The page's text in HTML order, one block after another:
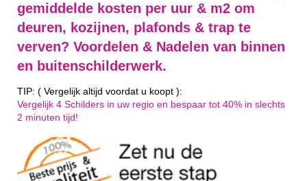
gemiddelde kosten per uur & m2 om
deuren, kozijnen, plafonds & trap te
verven? Voordelen & Nadelen van binnen
en buitenschilderwerk.
TIP: ( Vergelijk altijd voordat u koopt ):
Vergelijk 4 Schilders in uw regio en bespaar tot 40% in slechts
2 minuten tijd!